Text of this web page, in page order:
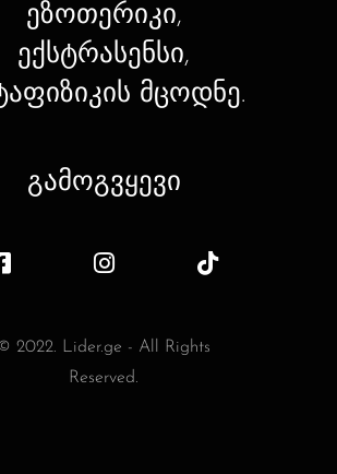
ეზოთერიკი,
ექსტრასენსი,
მცოდნე.
გამოგვყევი
© 2022. Lider.ge - All Rights
Reserved.